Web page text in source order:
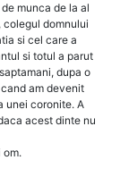
munca de la al
domnului
si cel care a
si totul a parut
dupa o
am devenit
unei coronite. A
acest dinte nu
om.